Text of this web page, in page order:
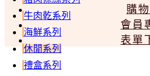
購
會員
表單
牛肉乾系列
海鮮系列
休閒系列
禮盒系列